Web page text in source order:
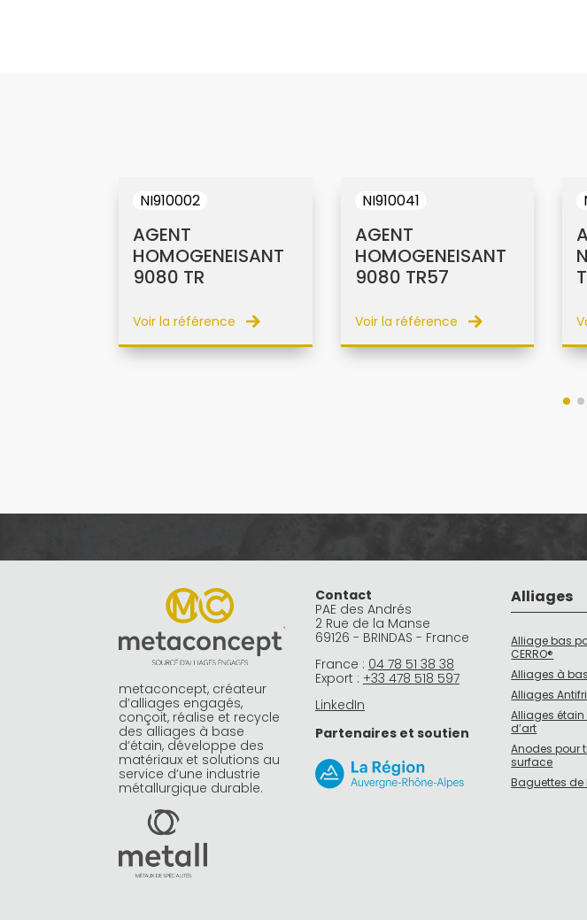
NI910002
AGENT
HOMOGENEISANT
9080 TR
Voir la référence
NI910041
AGENT
HOMOGENEISANT
9080 TR57
Voir la référence
metaconcept, créateur
d’alliages engagés,
conçoit, réalise et recycle
des alliages à base
d’étain, développe des
matériaux et solutions au
service d’une industrie
métallurgique durable.
Contact
PAE des Andrés
2 Rue de la Manse
69126 - BRINDAS - France
France : 04 78 51 38 38
Export : +33 478 518 597
LinkedIn
Partenaires et soutien
Alliages
Alliage bas
CERRO®
Alliages à
Alliages
Alliages
d’art
Anodes pour
surface
Baguettes